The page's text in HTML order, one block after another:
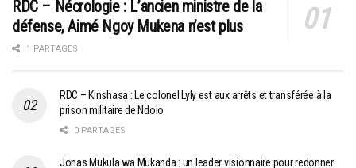
RDC – Nécrologie : L’ancien ministre de la
défense, Aimé Ngoy Mukena n’est plus
1 PARTAGES
RDC – Kinshasa : Le colonel Lyly est aux arrêts et transférée à la
prison militaire de Ndolo
0 PARTAGES
Jonas Mukula wa Mukanda : un leader visionnaire pour redonner